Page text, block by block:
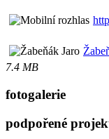
7.4 MB
fotogalerie
podpořené